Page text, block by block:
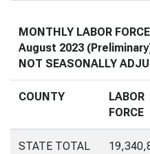
MONTHLY LABOR
August 2023
NOT SEASONALLY
COUNTY
LABOR
FORCE
STATE TOTAL